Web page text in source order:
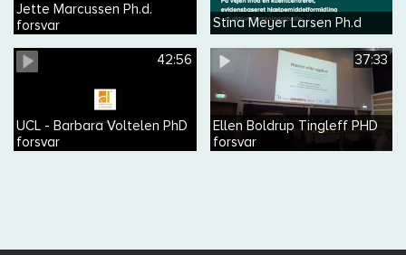
Jette Marcussen Ph.d.
forsvar
Stina Meyer Larsen Ph.d
42:56
UCL - Barbara Voltelen PhD
forsvar
37:33
Ellen Boldrup Tingleff PHD
forsvar